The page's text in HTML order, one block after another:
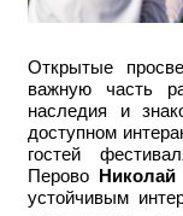
Открытые
важную часть
наследия и
доступном
гостей
Перово
устойчивым